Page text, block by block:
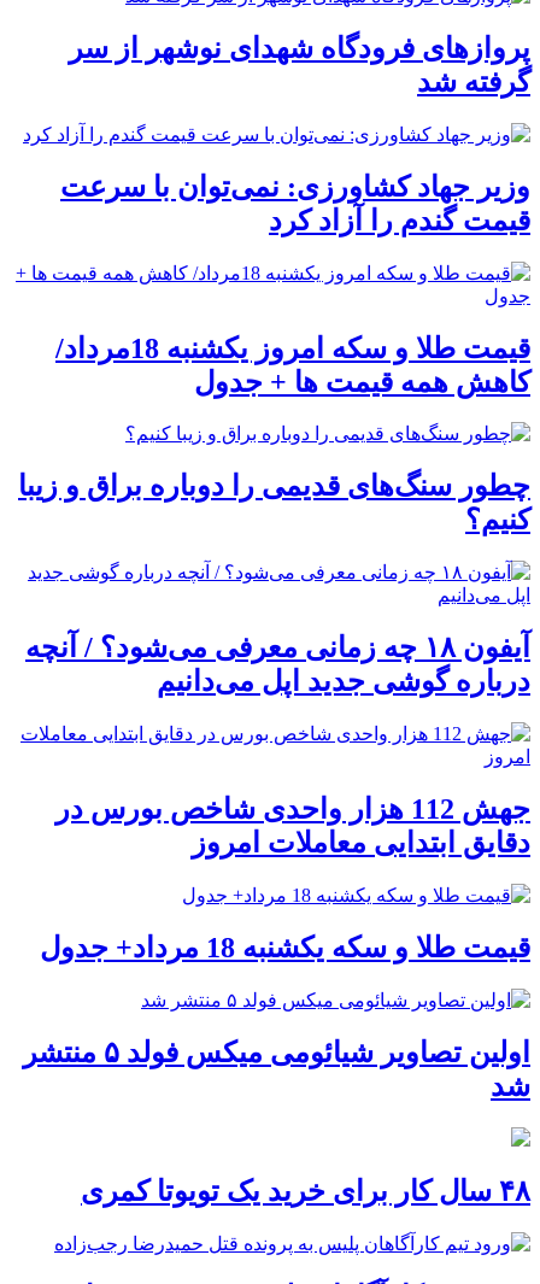
پروازهای فرودگاه شهدای نوشهر از سر
گرفته شد
وزیر جهاد کشاورزی: نمی‌توان با سرعت
قیمت گندم را آزاد کرد
قیمت طلا و سکه امروز یکشنبه 18مرداد/
کاهش همه قیمت ها + جدول
چطور سنگ‌های قدیمی را دوباره براق و زیبا
کنیم؟
آیفون ۱۸ چه زمانی معرفی می‌شود؟ / آنچه
درباره گوشی جدید اپل می‌دانیم
جهش 112 هزار واحدی شاخص بورس در
دقایق ابتدایی معاملات امروز
قیمت طلا و سکه یکشنبه 18 مرداد+ جدول
اولین تصاویر شیائومی میکس فولد ۵ منتشر
شد
۴۸ سال کار برای خرید یک تویوتا کمری